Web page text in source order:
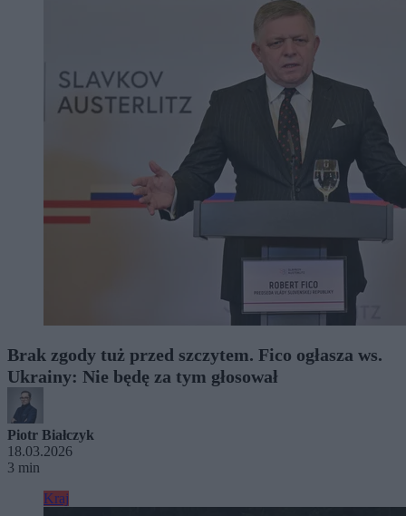
Brak zgody tuż przed szczytem. Fico ogłasza ws.
Ukrainy: Nie będę za tym głosował
Piotr Białczyk
18.03.2026
3 min
Kraj